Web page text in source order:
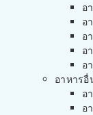
อ
อ
อ
อ
อ
อาหารอื่
อ
อ